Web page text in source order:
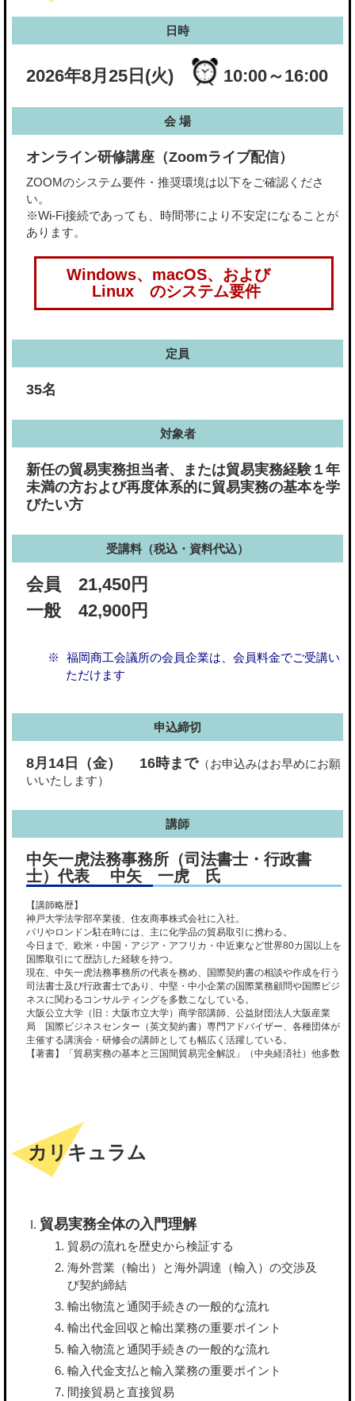
日時
2026年8月25日(火) 10:00～16:00
会 場
オンライン研修講座（Zoomライブ配信）
ZOOMのシステム要件・推奨環境は以下をご確認くださ
い。
※Wi-Fi接続であっても、時間帯により不安定になることが
あります。
Windows、macOS、および
Linux のシステム要件
定員
35名
対象者
新任の貿易実務担当者、または貿易実務経験１年
未満の方および再度体系的に貿易実務の基本を学
びたい方
受講料（税込・資料代込）
会員 21,450円
一般 42,900円
福岡商工会議所の会員企業は、会員料金でご受講い
ただけます
申込締切
8月14日（金） 16時まで（お申込みはお早めにお願
いいたします）
講師
中矢一虎法務事務所（司法書士・行政書
士）代表 中矢 一虎 氏
【講師略歴】
神戸大学法学部卒業後、住友商事株式会社に入社。
パリやロンドン駐在時には、主に化学品の貿易取引に携わる。
今日まで、欧米・中国・アジア・アフリカ・中近東など世界80カ国以上を
国際取引にて歴訪した経験を持つ。
現在、中矢一虎法務事務所の代表を務め、国際契約書の相談や作成を行う
司法書士及び行政書士であり、中堅・中小企業の国際業務顧問や国際ビジ
ネスに関わるコンサルティングを多数こなしている。
大阪公立大学（旧：大阪市立大学）商学部講師、公益財団法人大阪産業
局 国際ビジネスセンター（英文契約書）専門アドバイザー、各種団体が
主催する講演会・研修会の講師としても幅広く活躍している。
【著書】「貿易実務の基本と三国間貿易完全解説」（中央経済社）他多数
カリキュラム
貿易実務全体の入門理解
貿易の流れを歴史から検証する
海外営業（輸出）と海外調達（輸入）の交渉及
び契約締結
輸出物流と通関手続きの一般的な流れ
輸出代金回収と輸出業務の重要ポイント
輸入物流と通関手続きの一般的な流れ
輸入代金支払と輸入業務の重要ポイント
間接貿易と直接貿易